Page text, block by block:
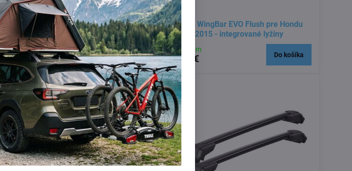
Thule WingBar pre Hondu HRV 2015 - ,
integrované lyžiny
Skladom
319 € Do košíka
Thule WingBar EVO Flush pre Hondu
HR-V 2015 - integrované lyžiny
Skladom
319 € Do košíka